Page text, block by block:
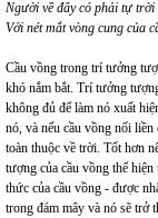
Người về đây có phải tự trời
Với nét mắt vòng cung của
Cầu vồng trong trí tưởng
khó nắm bắt. Trí tưởng
không đủ để làm nó xuất
nó, và nếu cầu vồng nối
toàn thuộc về trời. Tốt hơn
tượng của cầu vồng thể
thức của cầu vồng - được
trong đám mây và nó sẽ trở